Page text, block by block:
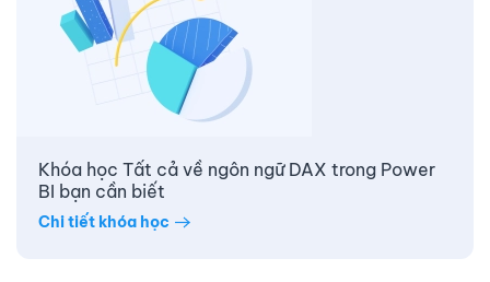
Khóa học Tất cả về ngôn ngữ DAX trong Power
BI bạn cần biết
Chi tiết khóa học